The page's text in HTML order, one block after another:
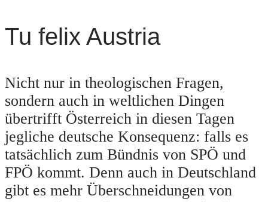
Tu felix Austria
Nicht nur in theologischen Fragen,
sondern auch in weltlichen Dingen
übertrifft Österreich in diesen Tagen
jegliche deutsche Konsequenz: falls es
tatsächlich zum Bündnis von SPÖ und
FPÖ kommt. Denn auch in Deutschland
gibt es mehr Überschneidungen von